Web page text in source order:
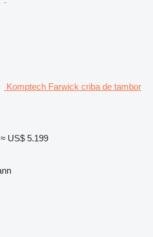
Komptech Farwick criba de tambor
≈ US$ 5.199